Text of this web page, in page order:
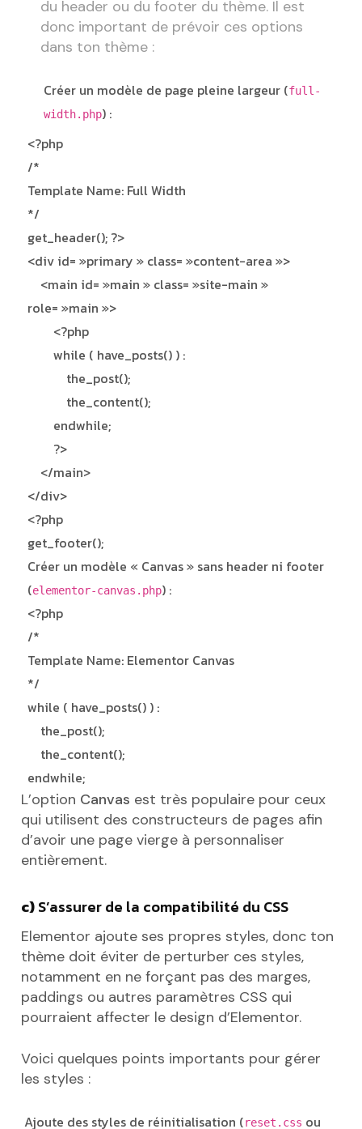
du header ou du footer du thème. Il est
donc important de prévoir ces options
dans ton thème :
Créer un modèle de page pleine largeur (full-
width.php) :
<?php
/*
Template Name: Full Width
*/
get_header(); ?>
<div id= »primary » class= »content-area »>
<main id= »main » class= »site-main »
role= »main »>
<?php
while ( have_posts() ) :
the_post();
the_content();
endwhile;
?>
</main>
</div>
<?php
get_footer();
Créer un modèle « Canvas » sans header ni footer
(elementor-canvas.php) :
<?php
/*
Template Name: Elementor Canvas
*/
while ( have_posts() ) :
the_post();
the_content();
endwhile;
L’option Canvas est très populaire pour ceux
qui utilisent des constructeurs de pages afin
d’avoir une page vierge à personnaliser
entièrement.
c)S’assurer de la compatibilité du CSS
Elementor ajoute ses propres styles, donc ton
thème doit éviter de perturber ces styles,
notamment en ne forçant pas des marges,
paddings ou autres paramètres CSS qui
pourraient affecter le design d’Elementor.
Voici quelques points importants pour gérer
les styles :
Ajoute des styles de réinitialisation (reset.css ou